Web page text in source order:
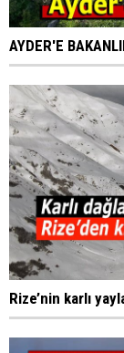
AYDER'E
Rize’nin karlı